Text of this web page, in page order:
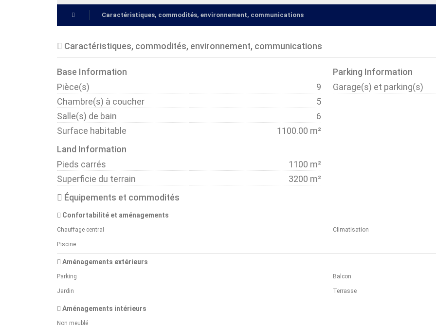
Caractéristiques, commodités, environnement, communications
Caractéristiques, commodités, environnement, communications
Base Information
Pièce(s)
9
Chambre(s) à coucher
5
Salle(s) de bain
6
Surface habitable
1100.00 m²
Parking Information
Garage(s) et parking(s)
Land Information
Pieds carrés
1100 m²
Superficie du terrain
3200 m²
Équipements et commodités
Confortabilité et aménagements
Chauffage central Climatisation
Piscine
Aménagements extérieurs
Parking Balcon
Jardin Terrasse
Aménagements intérieurs
Non meublé